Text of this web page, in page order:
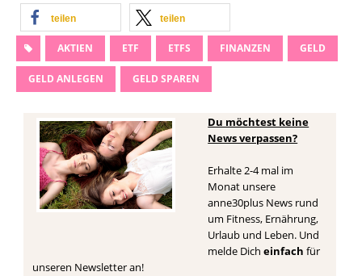
teilen teilen
AKTIEN ETF ETFS FINANZEN GELD
GELD ANLEGEN GELD SPAREN
Du möchtest keine
News verpassen?
Erhalte 2-4 mal im
Monat unsere
anne30plus News rund
um Fitness, Ernährung,
Urlaub und Leben. Und
melde Dicheinfach für
unseren Newsletter an!